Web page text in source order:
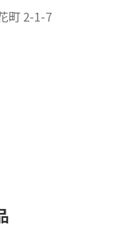
町 2-1-7